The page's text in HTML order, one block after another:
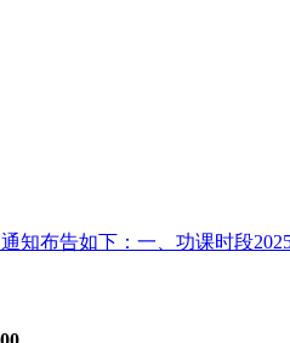
知布告如下：一、功课时段